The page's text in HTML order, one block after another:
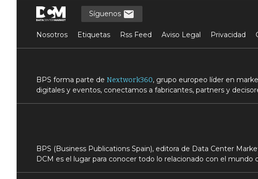
Síguenos
Nosotros Etiquetas Rss Feed Aviso Legal Privacidad
BPS forma parte de Nextwork360, grupo europeo líder en
digitales y eventos, conectamos a fabricantes, partners y
BPS (Business Publications Spain), editora de Data Center
DCM es el lugar para conocer todo lo relacionado con el